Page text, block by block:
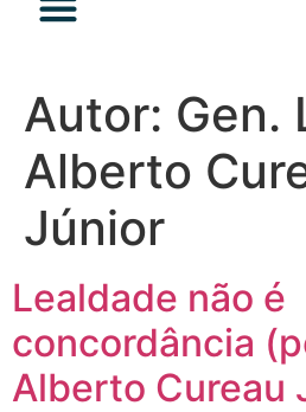
Autor: Gen.
Alberto
Júnior
Lealdade não é
concordância
Alberto Cureau